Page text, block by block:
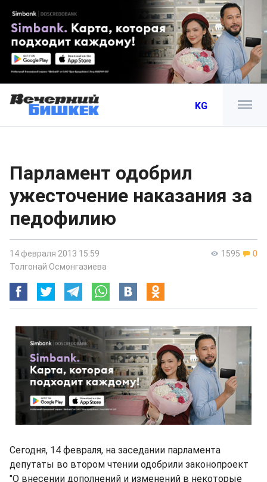
KG
Парламент одобрил
ужесточение наказания за
педофилию
1595 0
14 февраля 2013 15:59
Толгонай Осмонгазиева
Сегодня, 14 февраля, на заседании парламента
депутаты во втором чтении одобрили законопроект
"О внесении дополнений и изменений в некоторые